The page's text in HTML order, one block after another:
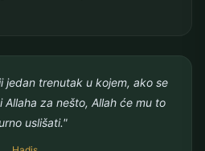
jedan trenutak u kojem, ako se
za nešto, Allah će mu to
uslišati."